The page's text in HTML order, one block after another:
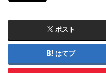
ポスト
はてブ